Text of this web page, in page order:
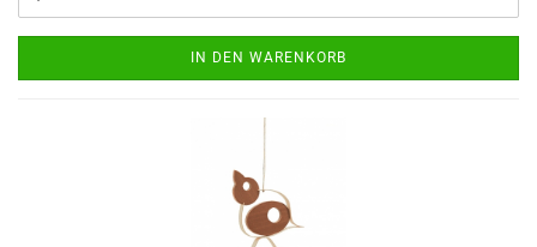
IN DEN WARENKORB